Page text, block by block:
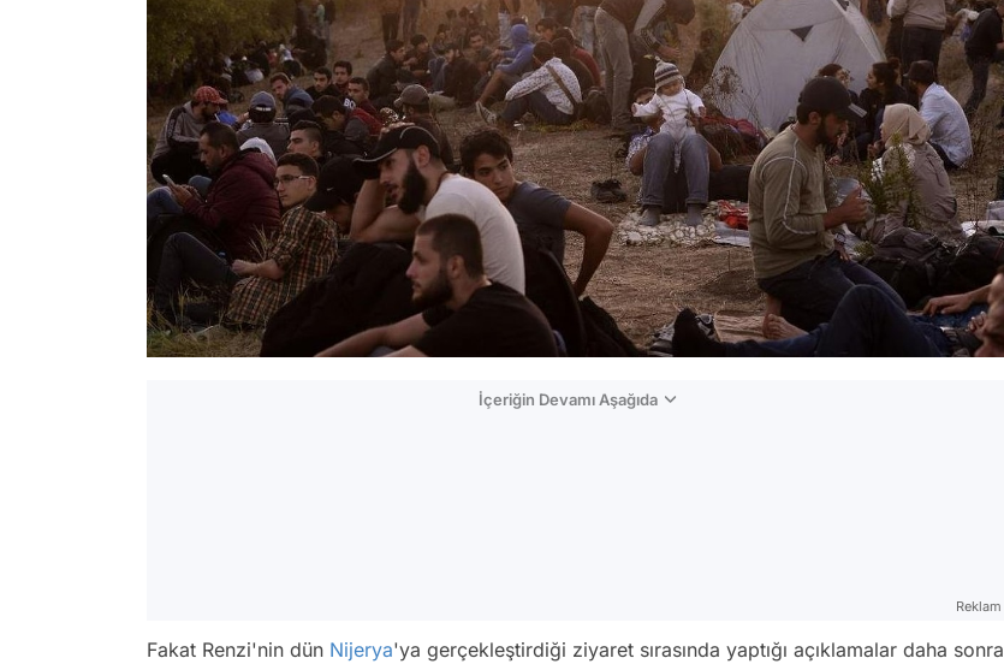
İçeriğin Devamı Aşağıda
Reklam
Fakat Renzi'nin dün Nijerya'ya gerçekleştirdiği ziyaret sırasında yaptığı açıklamalar daha sonra